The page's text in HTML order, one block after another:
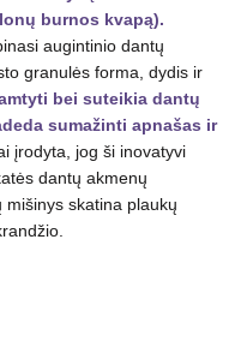
burnos kvapą).
augintinio dantų
granulės forma, dydis ir
bei suteikia dantų
sumažinti apnašas ir
įrodyta, jog ši inovatyvi
dantų akmenų
skatina plaukų